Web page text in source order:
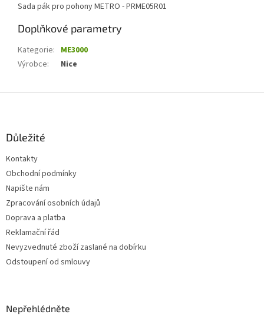
Sada pák pro pohony METRO - PRME05R01
Doplňkové parametry
Kategorie: ME3000
Výrobce: Nice
Důležité
Kontakty
Obchodní podmínky
Napište nám
Zpracování osobních údajů
Doprava a platba
Reklamační řád
Nevyzvednuté zboží zaslané na dobírku
Odstoupení od smlouvy
Nepřehlédněte